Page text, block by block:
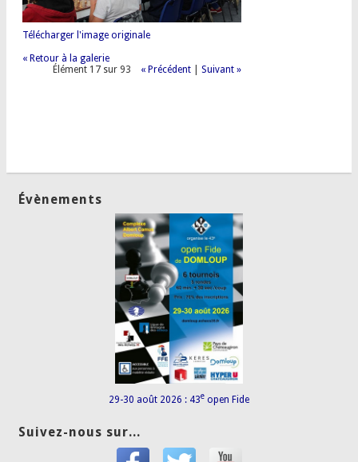
Télécharger l'image originale
« Retour à la galerie
Élément 17 sur 93
« Précédent |Suivant »
Évènements
29-30 août 2026 : 43e open Fide
Suivez-nous sur...